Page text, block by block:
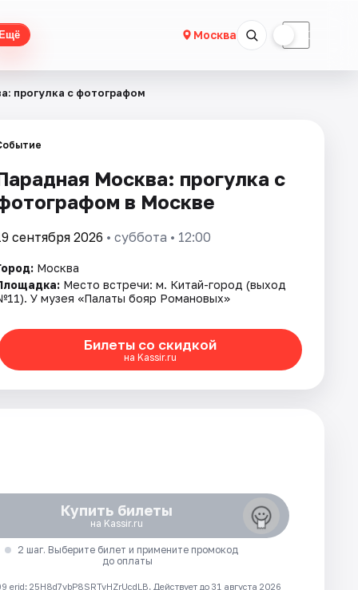
Ещё Москва ☾
прогулка с фотографом
Москва: прогулка с
в Москве
сентября 2026 • суббота • 12:00
Москва
Место встречи: м. Китай-город (выход
У музея «Палаты бояр Романовых»
Билеты со скидкой
на Kassir.ru
Купить билеты
на Kassir.ru
2 шаг. Выберите билет и примените промокод
до оплаты
25H8d7vbP8SRTvHZrUcdLB. Действует до 31 августа 2026